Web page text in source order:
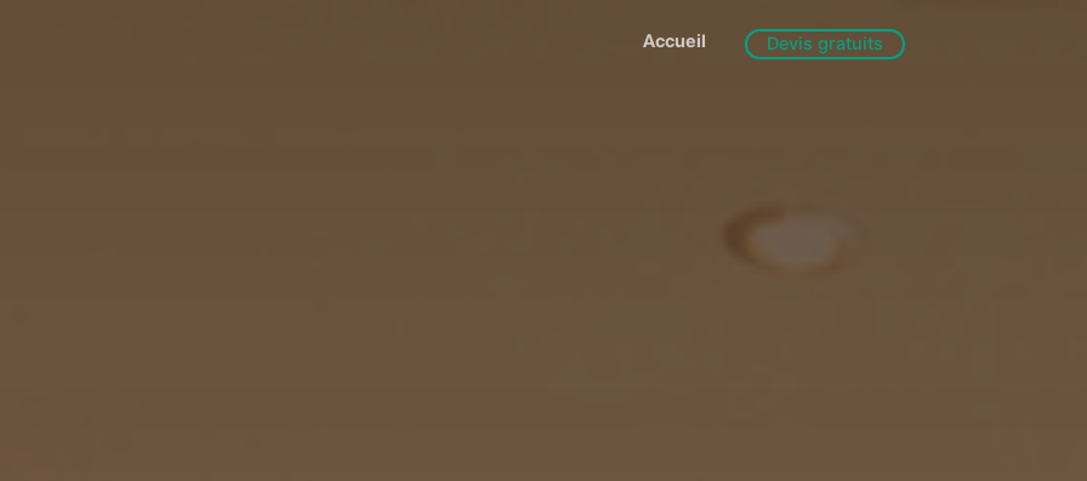
Accueil Devis gratuits